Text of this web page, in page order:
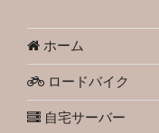
ホーム
ロードバイク
自宅サーバー